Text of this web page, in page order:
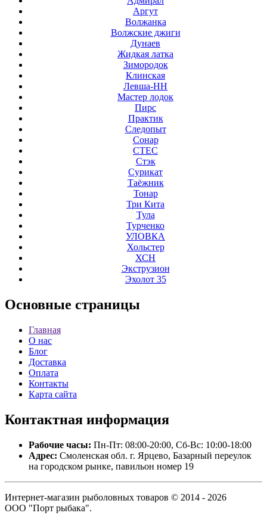
Аргут
Волжанка
Волжские джиги
Дунаев
Жидкая латка
Зимородок
Клинская
Левша-НН
Мастер лодок
Пирс
Практик
Следопыт
Сонар
СТЕС
Стэк
Сурикат
Таёжник
Тонар
Три Кита
Тула
Турченко
УЛОВКА
Хольстер
ХСН
Экструзион
Эхолот 35
Основные страницы
Главная
О нас
Блог
Доставка
Оплата
Контакты
Карта сайта
Контактная информация
Рабочие часы: Пн-Пт: 08:00-20:00, Сб-Вс: 10:00-18:00
Адрес: Смоленская обл. г. Ярцево, Базарный переулок
на городском рынке, павильон номер 19
Интернет-магазин рыболовных товаров © 2014 - 2026
ООО "Порт рыбака".